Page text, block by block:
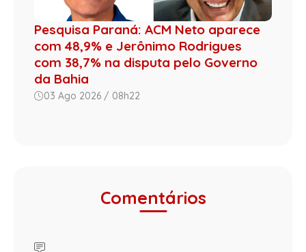
Pesquisa Paraná: ACM Neto aparece
com 48,9% e Jerônimo Rodrigues
com 38,7% na disputa pelo Governo
da Bahia
03 Ago 2026 / 08h22
Comentários